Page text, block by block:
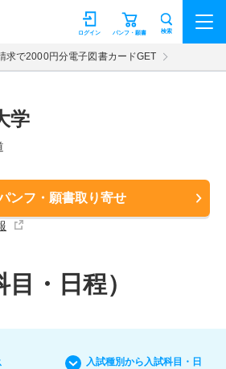
ン パンフ・願書
ログイン 検索
求で2000円分電子図書カードGET
学
ンフ・願書取り寄せ
・日程）
入試種別から入試科目・日